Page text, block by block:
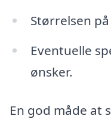
Størrelsen
Eventuelle
ønsker.
En god måde at